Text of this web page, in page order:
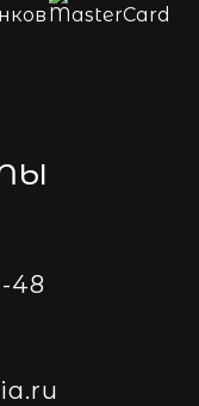
48